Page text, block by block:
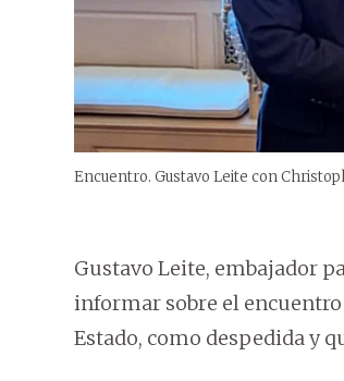
Encuentro. Gustavo Leite con
Gustavo Leite, embajador
informar sobre el
Estado, como despedida y